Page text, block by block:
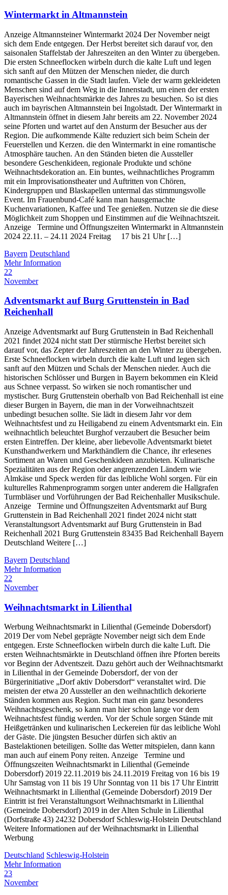
Wintermarkt in Altmannstein
Anzeige Altmannsteiner Wintermarkt 2024 Der November neigt
sich dem Ende entgegen. Der Herbst bereitet sich darauf vor, den
saisonalen Staffelstab der Jahreszeiten an den Winter zu übergeben.
Die ersten Schneeflocken wirbeln durch die kalte Luft und legen
sich sanft auf den Mützen der Menschen nieder, die durch
romantische Gassen in die Stadt laufen. Viele der warm gekleideten
Menschen sind auf dem Weg in die Innenstadt, um einen der ersten
Bayerischen Weihnachtsmärkte des Jahres zu besuchen. So ist dies
auch im bayrischen Altmannstein bei Ingolstadt. Der Wintermarkt in
Altmannstein öffnet in diesem Jahr bereits am 22. November 2024
seine Pforten und wartet auf den Ansturm der Besucher aus der
Region. Die aufkommende Kälte reduziert sich beim Schein der
Feuerstellen und Kerzen. die den Wintermarkt in eine romantische
Atmosphäre tauchen. An den Ständen bieten die Aussteller
besondere Geschenkideen, regionale Produkte und schöne
Weihnachtsdekoration an. Ein buntes, weihnachtliches Programm
mit ein Improvisationstheater und Auftritten von Chören,
Kindergruppen und Blaskapellen untermal das stimmungsvolle
Event. Im Frauenbund-Café kann man hausgemachte
Kuchenvariationen, Kaffee und Tee genießen. Nutzen sie die diese
Möglichkeit zum Shoppen und Einstimmen auf die Weihnachtszeit.
Anzeige Termine und Öffnungszeiten Wintermarkt in Altmannstein
2024 22.11. – 24.11 2024 Freitag 17 bis 21 Uhr […]
Bayern Deutschland
Mehr Information
22
November
Adventsmarkt auf Burg Gruttenstein in Bad
Reichenhall
Anzeige Adventsmarkt auf Burg Gruttenstein in Bad Reichenhall
2021 findet 2024 nicht statt Der stürmische Herbst bereitet sich
darauf vor, das Zepter der Jahreszeiten an den Winter zu übergeben.
Erste Schneeflocken wirbeln durch die kalte Luft und legen sich
sanft auf den Mützen und Schals der Menschen nieder. Auch die
historischen Schlösser und Burgen in Bayern bekommen ein Kleid
aus Schnee verpasst. So wirken sie noch romantischer und
mystischer. Burg Gruttenstein oberhalb von Bad Reichenhall ist eine
dieser Burgen in Bayern, die man in der Vorweihnachtszeit
unbedingt besuchen sollte. Sie lädt in diesem Jahr vor dem
Weihnachtsfest und zu Heiligabend zu einem Adventsmarkt ein. Ein
weihnachtlich beleuchtet Burghof verzaubert die Besucher beim
ersten Eintreffen. Der kleine, aber liebevolle Adventsmarkt bietet
Kunsthandwerkern und Markthändlern die Chance, ihr erlesenes
Sortiment an Waren und Geschenkideen anzubieten. Kulinarische
Spezialitäten aus der Region oder angrenzenden Ländern wie
Almkäse und Speck werden für das leibliche Wohl sorgen. Für ein
kulturelles Rahmenprogramm sorgen unter anderem die Hallgrafen
Turmbläser und Vorführungen der Bad Reichenhaller Musikschule.
Anzeige Termine und Öffnungszeiten Adventsmarkt auf Burg
Gruttenstein in Bad Reichenhall 2021 findet 2024 nicht statt
Veranstaltungsort Adventsmarkt auf Burg Gruttenstein in Bad
Reichenhall 2021 Burg Gruttenstein 83435 Bad Reichenhall Bayern
Deutschland Weitere […]
Bayern Deutschland
Mehr Information
22
November
Weihnachtsmarkt in Lilienthal
Werbung Weihnachtsmarkt in Lilienthal (Gemeinde Dobersdorf)
2019 Der vom Nebel geprägte November neigt sich dem Ende
entgegen. Erste Schneeflocken wirbeln durch die kalte Luft. Die
ersten Weihnachtsmärkte in Deutschland öffnen ihre Pforten bereits
vor Beginn der Adventszeit. Dazu gehört auch der Weihnachtsmarkt
in Lilienthal in der Gemeinde Dobersdorf, der von der
Bürgerinitiative „Dorf aktiv Dobersdorf“ veranstaltet wird. Die
meisten der etwa 20 Aussteller an den weihnachtlich dekorierte
Ständen kommen aus Region. Sucht man ein ganz besonderes
Weihnachtsgeschenk, so kann man hier schon lange vor dem
Weihnachtsfest fündig werden. Vor der Schule sorgen Stände mit
Heißgetränken und kulinarischen Leckereien für das leibliche Wohl
der Gäste. Die jüngsten Besucher dürfen sich aktiv an
Bastelaktionen beteiligen. Sollte das Wetter mitspielen, dann kann
man auch auf einem Pony reiten. Anzeige Termine und
Öffnungszeiten Weihnachtsmarkt in Lilienthal (Gemeinde
Dobersdorf) 2019 22.11.2019 bis 24.11.2019 Freitag von 16 bis 19
Uhr Samstag von 11 bis 19 Uhr Sonntag von 11 bis 17 Uhr Eintritt
Weihnachtsmarkt in Lilienthal (Gemeinde Dobersdorf) 2019 Der
Eintritt ist frei Veranstaltungsort Weihnachtsmarkt in Lilienthal
(Gemeinde Dobersdorf) 2019 in der Alten Schule in Lilienthal
(Dorfstraße 43) 24232 Dobersdorf Schleswig-Holstein Deutschland
Weitere Informationen auf der Weihnachtsmarkt in Lilienthal
Werbung
Deutschland Schleswig-Holstein
Mehr Information
23
November